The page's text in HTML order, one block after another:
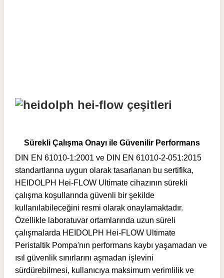
Sürekli Çalışma Onayı ile Güvenilir Performans
DIN EN 61010-1:2001 ve DIN EN 61010-2-051:2015
standartlarına uygun olarak tasarlanan bu sertifika,
HEIDOLPH Hei-FLOW Ultimate cihazının sürekli
çalışma koşullarında güvenli bir şekilde
kullanılabileceğini resmi olarak onaylamaktadır.
Özellikle laboratuvar ortamlarında uzun süreli
çalışmalarda HEIDOLPH Hei-FLOW Ultimate
Peristaltik Pompa'nın performans kaybı yaşamadan ve
ısıl güvenlik sınırlarını aşmadan işlevini
sürdürebilmesi, kullanıcıya maksimum verimlilik ve